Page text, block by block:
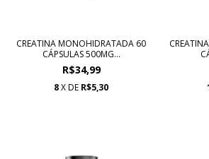
CREATINA MONOHIDRATADA 60
CÁPSULAS 500MG...
R$34,99
8X DE R$5,30